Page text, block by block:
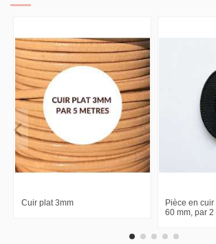
Cuir plat 3mm
Pièce en
60 mm, par